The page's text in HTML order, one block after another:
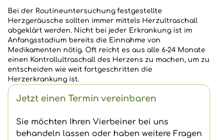
Bei der Routineuntersuchung festgestellte
Herzgeräusche sollten immer mittels Herzultraschall
abgeklärt werden. Nicht bei jeder Erkrankung ist im
Anfangsstadium bereits die Einnahme von
Medikamenten nötig. Oft reicht es aus alle 6-24 Monate
einen Kontrollultraschall des Herzens zu machen, um zu
entscheiden wie weit fortgeschritten die
Herzerkrankung ist.
Jetzt einen Termin vereinbaren
Sie möchten Ihren Vierbeiner bei uns
behandeln lassen oder haben weitere Fragen